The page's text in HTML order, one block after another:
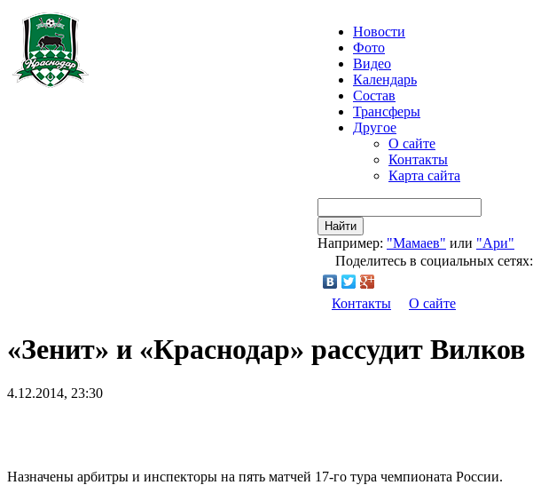
Новости
Фото
Видео
Календарь
Состав
Трансферы
Другое
О сайте
Контакты
Карта сайта
Найти
Например: "Мамаев" или "Ари"
Поделитесь в социальных сетях:
Контакты О сайте
«Зенит» и «Краснодар» рассудит Вилков
4.12.2014, 23:30
Назначены арбитры и инспекторы на пять матчей 17-го тура чемпионата России.